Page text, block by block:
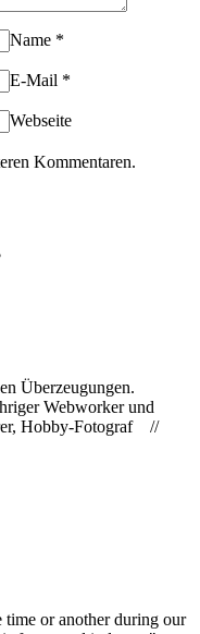
Name *
E-Mail *
Webseite
Kommentaren.
Überzeugungen.
Webworker und
Hobby-Fotograf //
or another during our